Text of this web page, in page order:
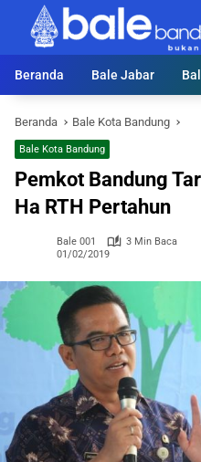
Langsung
konten
Beranda
Bale Jabar
Beranda Bale Kota Bandung
Bale Kota Bandung
Pemkot Bandung
Ha RTH Pertahun
Bale 001
3 Min Baca
01/02/2019